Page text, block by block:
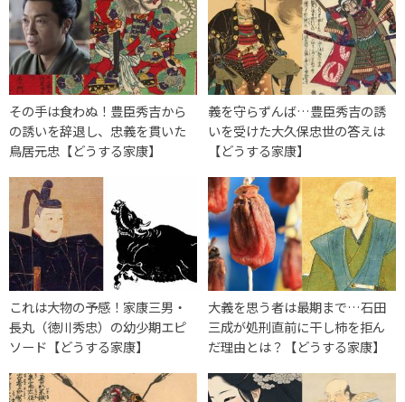
その手は食わぬ！豊臣秀吉から
の誘いを辞退し、忠義を貫いた
鳥居元忠【どうする家康】
義を守らずんば…豊臣秀吉の誘
いを受けた大久保忠世の答えは
【どうする家康】
これは大物の予感！家康三男・
長丸（徳川秀忠）の幼少期エピ
ソード【どうする家康】
大義を思う者は最期まで…石田
三成が処刑直前に干し柿を拒ん
だ理由とは？【どうする家康】